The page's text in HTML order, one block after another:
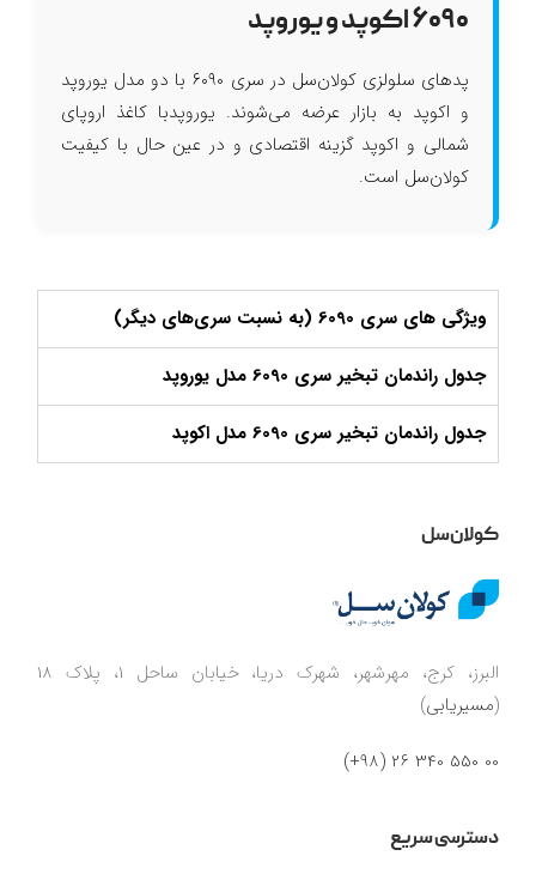
۶۰۹۰ اکوپد و یوروپد
پدهای سلولزی کولان‌سل در سری ۶۰۹۰ با دو مدل یوروپد
و اکوپد به بازار عرضه می‌شوند. یوروپدبا کاغذ اروپای
شمالی و اکوپد گزینه اقتصادی و در عین حال با کیفیت
کولان‌سل است.
ویژگی های سری 6090 (به نسبت سری‌های دیگر)
جدول راندمان تبخیر سری 6090 مدل یوروپد
جدول راندمان تبخیر سری 6090 مدل اکوپد
کولان‌سل
البرز، کرج، مهرشهر، شهرک دریا، خیابان ساحل 1، پلاک 18
(مسیریابی)
00 550 340 26 (98+)
دسترسی سریع